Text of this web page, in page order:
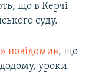
що в Керчі
суду.
повідомив, що
додому, уроки